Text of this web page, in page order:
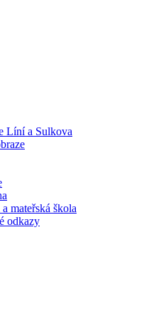
Líní a Sulkova
mateřská škola
odkazy